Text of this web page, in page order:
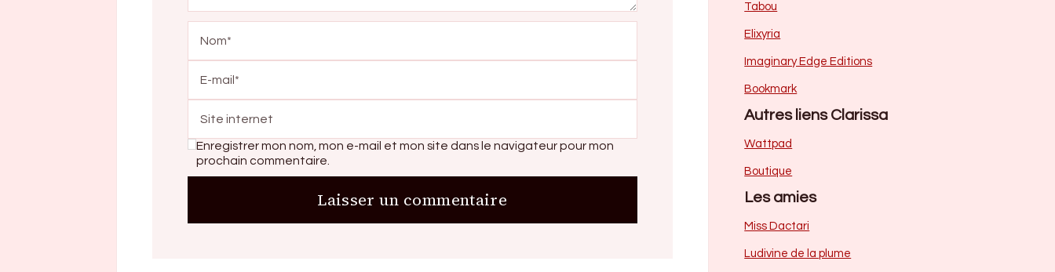
Enregistrer mon nom, mon e-mail et mon site dans le navigateur pour mon
prochain commentaire.
Tabou
Elixyria
Imaginary Edge Editions
Bookmark
Autres liens Clarissa
Wattpad
Boutique
Les amies
Miss Dactari
Ludivine de la plume